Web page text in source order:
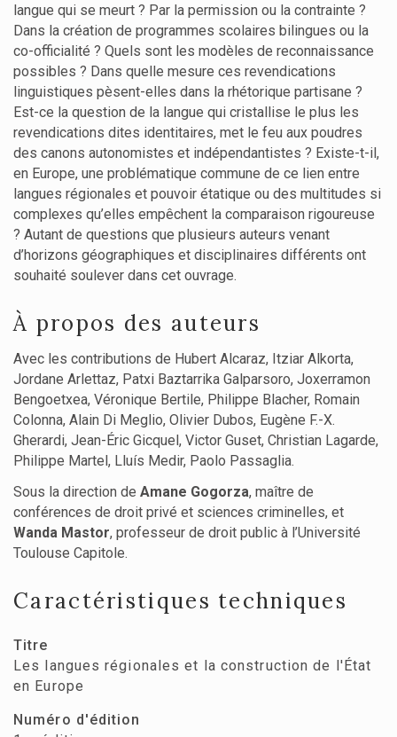
langue qui se meurt ? Par la permission ou la contrainte ?
Dans la création de programmes scolaires bilingues ou la
co-officialité ? Quels sont les modèles de reconnaissance
possibles ? Dans quelle mesure ces revendications
linguistiques pèsent-elles dans la rhétorique partisane ?
Est-ce la question de la langue qui cristallise le plus les
revendications dites identitaires, met le feu aux poudres
des canons autonomistes et indépendantistes ? Existe-t-il,
en Europe, une problématique commune de ce lien entre
langues régionales et pouvoir étatique ou des multitudes si
complexes qu’elles empêchent la comparaison rigoureuse
? Autant de questions que plusieurs auteurs venant
d’horizons géographiques et disciplinaires différents ont
souhaité soulever dans cet ouvrage.
À propos des auteurs
Avec les contributions de Hubert Alcaraz, Itziar Alkorta,
Jordane Arlettaz, Patxi Baztarrika Galparsoro, Joxerramon
Bengoetxea, Véronique Bertile, Philippe Blacher, Romain
Colonna, Alain Di Meglio, Olivier Dubos, Eugène F.-X.
Gherardi, Jean-Éric Gicquel, Victor Guset, Christian Lagarde,
Philippe Martel, Lluís Medir, Paolo Passaglia.
Sous la direction de Amane Gogorza, maître de
conférences de droit privé et sciences criminelles, et
Wanda Mastor, professeur de droit public à l’Université
Toulouse Capitole.
Caractéristiques techniques
Titre
Les langues régionales et la construction de l'État
en Europe
Numéro d'édition